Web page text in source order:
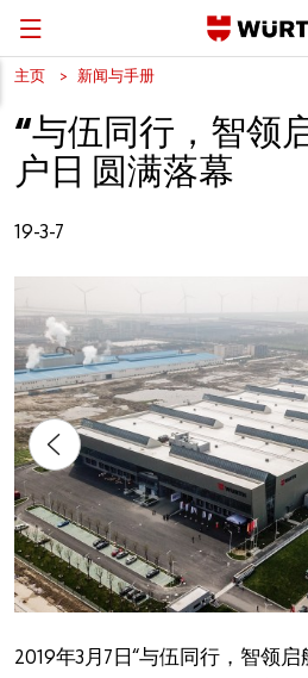
Back
手机号码登陆 商
忘记密码？
请记住登录信息
登录/注册
Back
| 关于我们
| 多渠道布局
Back
关于我们
设计应用
行业解决方案
Back
| 关于我们
Back
伍尔特业务范围
伍尔特集团资料与数据
体育赞助
艺术文化
合规
我们的原则
Back
新闻中心
软件下载
Back
English
主页 新闻与手册
“与伍同行，智领
户日 圆满落幕
19-3-7
2019年3月7日“与伍同行，智领